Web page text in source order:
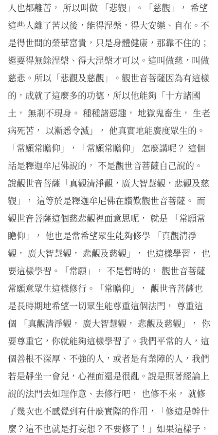
人也都離苦， 所以叫做 「悲觀」。「慈觀」， 希望
這些人離了苦以後，能得涅槃，得大安樂、自在。不
是得世間的榮華富貴，只是身體健康，那靠不住的；
還要得無餘涅槃、得大涅槃才可以。這叫做慈，叫做
慈悲。所以「悲觀及慈觀」。觀世音菩薩因為有這樣
的，成就了這麼多的功德，所以他能夠「十方諸國
土， 無剎不現身。 種種諸惡趣， 地獄鬼畜生， 生老
病死苦， 以漸悉令滅」， 他真實地能廣度眾生的。
「常願常瞻仰」，「常願常瞻仰」 怎麼講呢？ 這個
話是釋迦牟尼佛說的， 不是觀世音菩薩自己說的。
說觀世音菩薩「真觀清淨觀，廣大智慧觀，悲觀及慈
觀」， 這等於是釋迦牟尼佛在讚歎觀世音菩薩。 而
觀世音菩薩這個慈悲觀裡面意思呢， 就是 「常願常
瞻仰」， 他也是常希望眾生能夠修學 「真觀清淨
觀， 廣大智慧觀， 悲觀及慈觀」， 也這樣學習， 也
要這樣學習。「常願」， 不是暫時的， 觀世音菩薩
常願意眾生這樣修行。「常瞻仰」， 觀世音菩薩也
是長時期地希望一切眾生能尊重這個法門， 尊重這
個 「真觀清淨觀， 廣大智慧觀， 悲觀及慈觀」， 你
要尊重它，你就能夠這樣學習了。我們平常的人，這
個善根不深厚、不強的人，或者是有業障的人，我們
若是靜坐一會兒，心裡面還是很亂。說是照著經論上
說的法門去如理作意、去修行吧， 也修不來， 就修
了幾次也不感覺到有什麼實際的作用，「修這是幹什
麼？這不也就是打妄想？不要修了！」如果這樣子，